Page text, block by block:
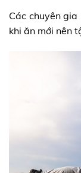
Các chuyên
khi ăn mới nên